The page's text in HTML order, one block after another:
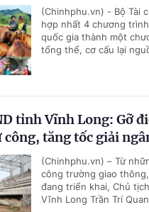
(Chinhphu.vn) - Bộ Tài
hợp nhất 4 chương
quốc gia thành một
tổng thể, cơ cấu lại
tỉnh Vĩnh Long: Gỡ
công, tăng tốc giải
(Chinhphu.vn) – Từ
công trường giao
đang triển khai, Chủ
Vĩnh Long Trần Trí